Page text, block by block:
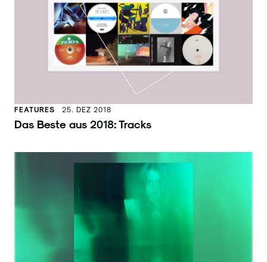
FEATURES 25. DEZ 2018
Das Beste aus 2018: Tracks